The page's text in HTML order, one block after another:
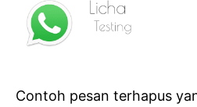
Contoh pesan terhapus